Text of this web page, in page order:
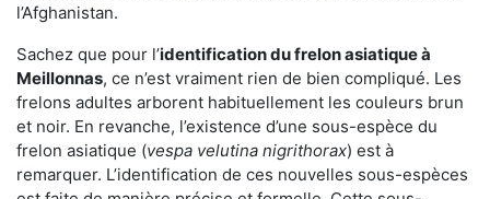
l’Afghanistan.
Sachez que pour l’identification du frelon asiatiqueà
Meillonnas, ce n’est vraiment rien de bien compliqué. Les
frelons adultes arborent habituellement les couleurs brun
et noir. En revanche, l’existence d’une sous-espèce du
frelon asiatique (vespa velutina nigrithorax) est à
remarquer. L’identification de ces nouvelles sous-espèces